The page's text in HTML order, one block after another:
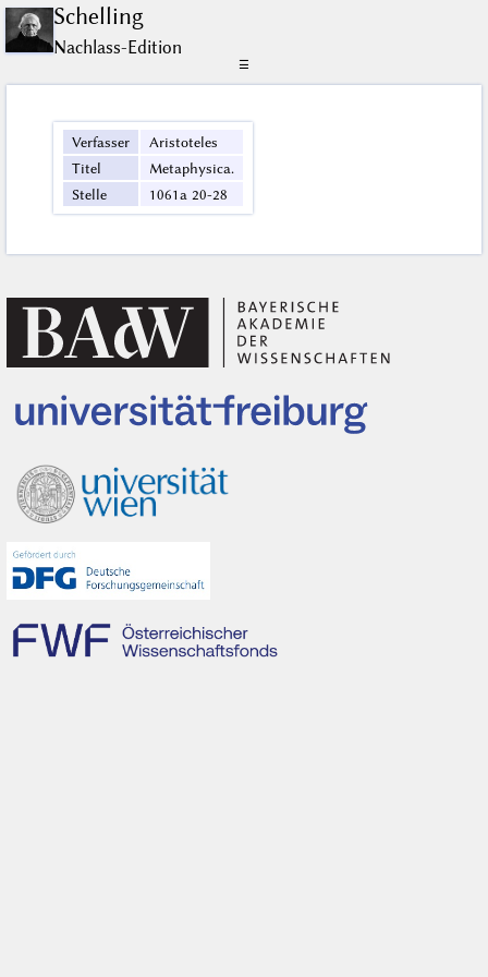
Schelling
Nachlass-Edition
☰
Verfasser
Aristoteles
Titel
Metaphysica.
Stelle
1061a 20-28